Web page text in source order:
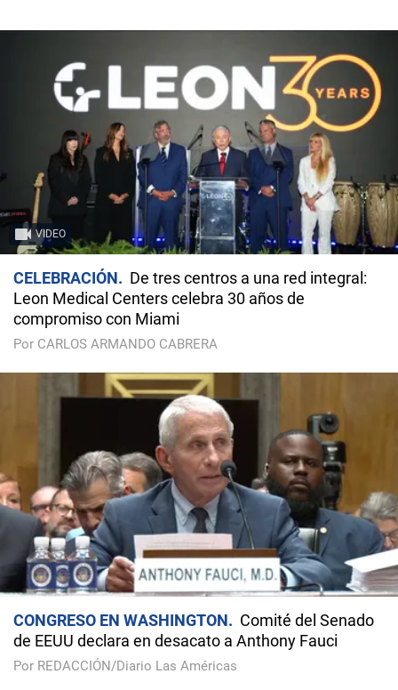
VIDEO
CELEBRACIÓN
De tres centros a una red integral:
Leon Medical Centers celebra 30 años de
compromiso con Miami
Por CARLOS ARMANDO CABRERA
CONGRESO EN WASHINGTON
Comité del Senado
de EEUU declara en desacato a Anthony Fauci
Por REDACCIÓN/Diario Las Américas